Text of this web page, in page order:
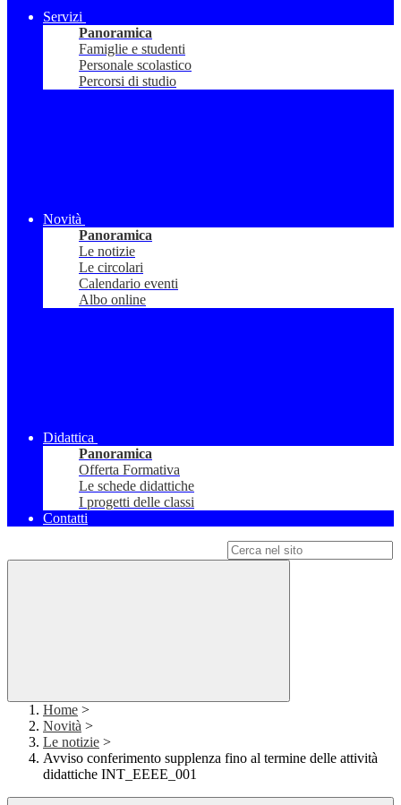
Servizi
Panoramica
Famiglie e studenti
Personale scolastico
Percorsi di studio
Novità
Panoramica
Le notizie
Le circolari
Calendario eventi
Albo online
Didattica
Panoramica
Offerta Formativa
Le schede didattiche
I progetti delle classi
Contatti
Home >
Novità >
Le notizie >
Avviso conferimento supplenza fino al termine delle attività
didattiche INT_EEEE_001